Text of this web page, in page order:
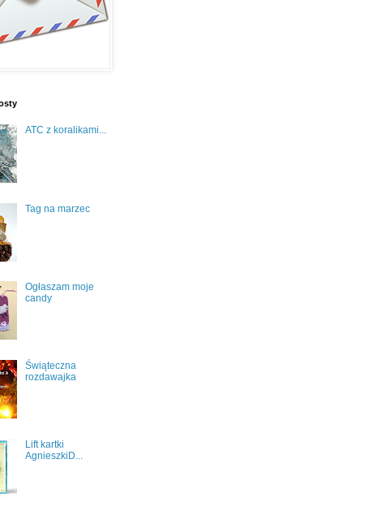
ATC z koralikami...
Tag na marzec
Ogłaszam moje
candy
Świąteczna
rozdawajka
Lift kartki
AgnieszkiD...